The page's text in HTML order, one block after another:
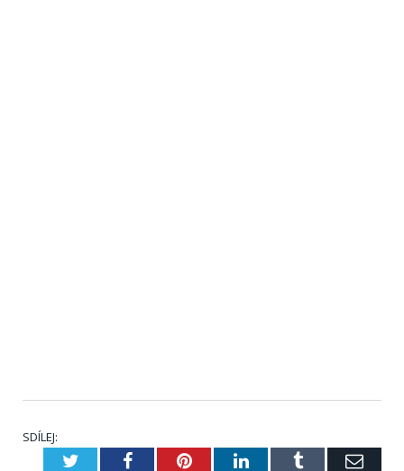
SDÍLEJ:
TwitterFacebookPinterestLinkedInTumblr E-